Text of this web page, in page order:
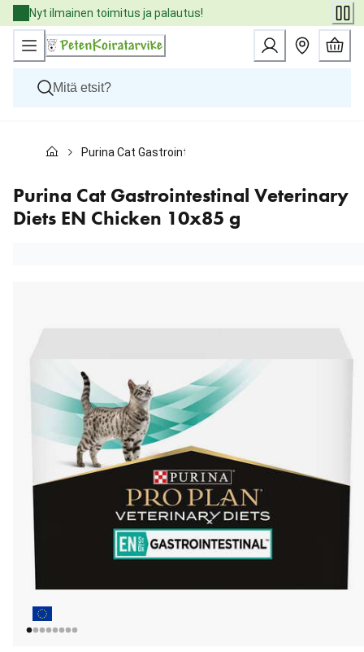
Skip
to
Content
Nyt ilmainen toimitus ja palautus!
Kissat
Eläinlääkäriruoat
Tuotemerkit
Uutuudet
Purina Cat Gastrointestinal Veterinary Diets EN
Purina Cat Gastrointestinal Veterinary
Diets EN Chicken 10x85 g